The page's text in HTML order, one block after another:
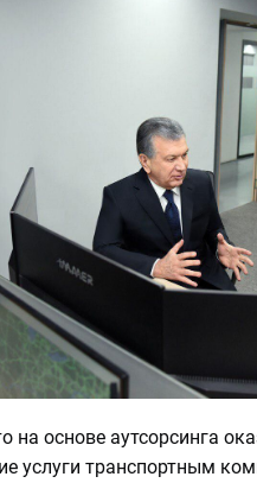
на основе аутсорсинга
услуги транспортным